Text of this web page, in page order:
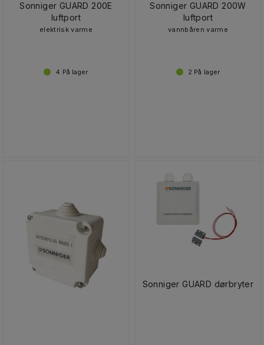
Sonniger GUARD 200E
luftport
elektrisk varme
4 På lager
Sonniger GUARD 200W
luftport
vannbåren varme
2 På lager
Sonniger GUARD dørbryter